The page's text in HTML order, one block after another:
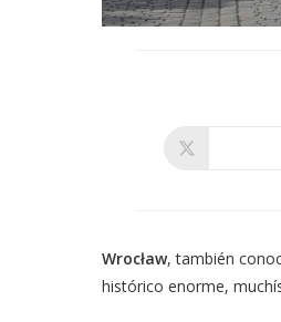
Wrocław, también
histórico enorme,